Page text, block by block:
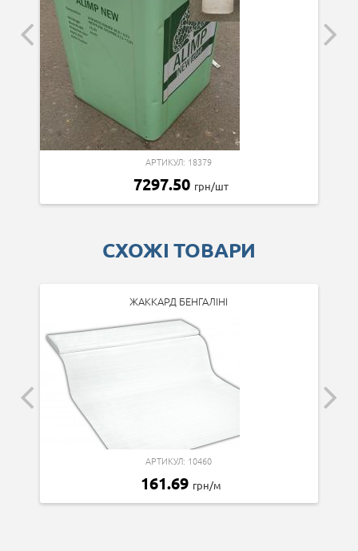
АРТИКУЛ: 18379
7297.50 грн/шт
СХОЖІ ТОВАРИ
ЖАККАРД БЕНГАЛІНІ
АРТИКУЛ: 10460
161.69 грн/м